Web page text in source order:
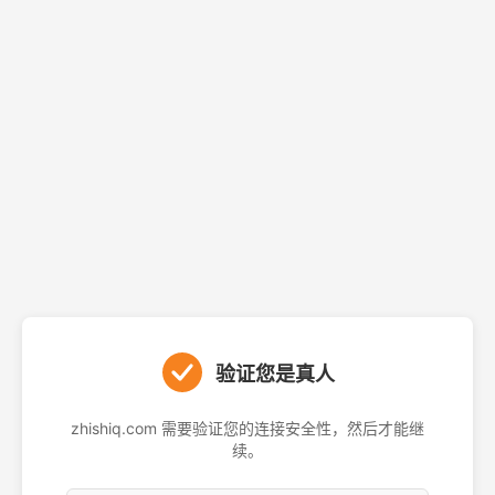
验证您是真人
zhishiq.com 需要验证您的连接安全性，然后才能继
续。